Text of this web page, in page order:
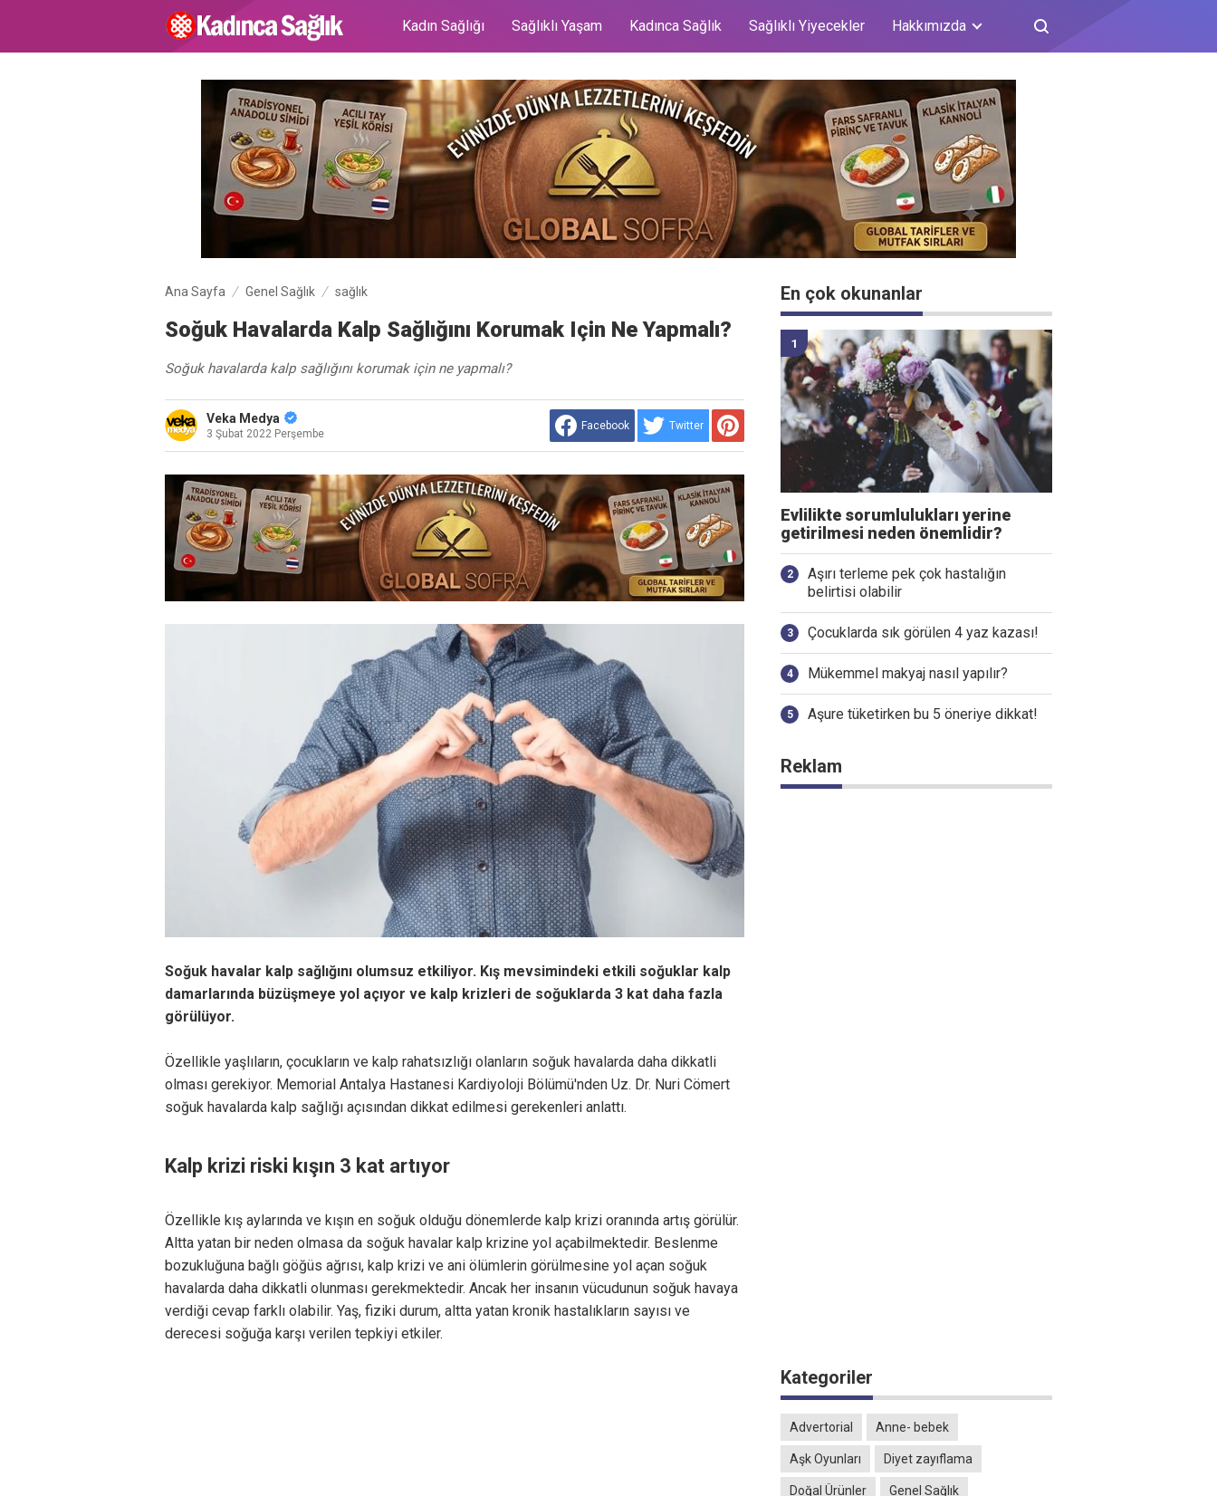
Kadın Sağlığı Sağlıklı Yaşam Kadınca Sağlık Sağlıklı Yiyecekler Hakkımızda
Ana Sayfa Genel Sağlık sağlık
Soğuk Havalarda Kalp Sağlığını Korumak Için Ne Yapmalı?
Soğuk havalarda kalp sağlığını korumak için ne yapmalı?
Veka Medya
3 Şubat 2022 Perşembe
Facebook Twitter
Soğuk havalar kalp sağlığını olumsuz etkiliyor. Kış mevsimindeki etkili soğuklar kalp
damarlarında büzüşmeye yol açıyor ve kalp krizleri de soğuklarda 3 kat daha fazla
görülüyor.
Özellikle yaşlıların, çocukların ve kalp rahatsızlığı olanların soğuk havalarda daha dikkatli
olması gerekiyor. Memorial Antalya Hastanesi Kardiyoloji Bölümü'nden Uz. Dr. Nuri Cömert
soğuk havalarda kalp sağlığı açısından dikkat edilmesi gerekenleri anlattı.
Kalp krizi riski kışın 3 kat artıyor
Özellikle kış aylarında ve kışın en soğuk olduğu dönemlerde kalp krizi oranında artış görülür.
Altta yatan bir neden olmasa da soğuk havalar kalp krizine yol açabilmektedir. Beslenme
bozukluğuna bağlı göğüs ağrısı, kalp krizi ve ani ölümlerin görülmesine yol açan soğuk
havalarda daha dikkatli olunması gerekmektedir. Ancak her insanın vücudunun soğuk havaya
verdiği cevap farklı olabilir. Yaş, fiziki durum, altta yatan kronik hastalıkların sayısı ve
derecesi soğuğa karşı verilen tepkiyi etkiler.
En çok okunanlar
Evlilikte sorumlulukları yerine
getirilmesi neden önemlidir?
Aşırı terleme pek çok hastalığın
belirtisi olabilir
Çocuklarda sık görülen 4 yaz kazası!
Mükemmel makyaj nasıl yapılır?
Aşure tüketirken bu 5 öneriye dikkat!
Reklam
Kategoriler
Advertorial Anne- bebek
Aşk Oyunları Diyet zayıflama
Doğal Ürünler Genel Sağlık